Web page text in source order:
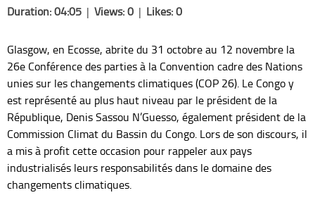
Duration: 04:05 | Views: 0 | Likes: 0
Glasgow, en Ecosse, abrite du 31 octobre au 12 novembre la
26e Conférence des parties à la Convention cadre des Nations
unies sur les changements climatiques (COP 26). Le Congo y
est représenté au plus haut niveau par le président de la
République, Denis Sassou N’Guesso, également président de la
Commission Climat du Bassin du Congo. Lors de son discours, il
a mis à profit cette occasion pour rappeler aux pays
industrialisés leurs responsabilités dans le domaine des
changements climatiques.